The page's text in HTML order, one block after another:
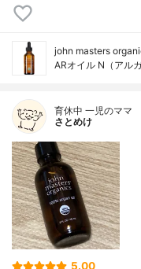
john masters
ARオイル N（アルガ
育休中 一児のママ
さとめけ
5.00